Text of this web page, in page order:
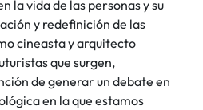
la vida de las personas y su
y redefinición de las
cineasta y arquitecto
que surgen,
de generar un debate en
en la que estamos